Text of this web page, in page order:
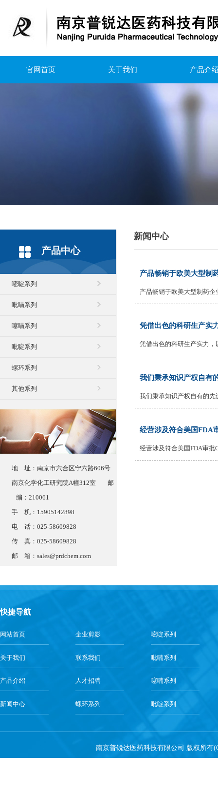
官网首页 关于我们 产品介
产品中心
嘧啶系列
吡喃系列
噻喃系列
吡啶系列
螺环系列
其他系列
地 址：南京市六合区宁六路606号
南京化学化工研究院A幢312室 邮
编：210061
手 机：15905142898
电 话：025-58609828
传 真：025-58609828
邮 箱： sales@prdchem.com
新闻中心
产品畅销于欧美大型制
产品畅销于欧美大型制药企
凭借出色的科研生产实
凭借出色的科研生产实力
我们秉承知识产权自有
我们秉承知识产权自有的先
经营涉及符合美国FDA
经营涉及符合美国FDA审批
快捷导航
网站首页 企业剪影 嘧啶系列
关于我们 联系我们 吡喃系列
产品介绍 人才招聘 噻喃系列
新闻中心 螺环系列 吡啶系列
南京普锐达医药科技有限公司 版权所有